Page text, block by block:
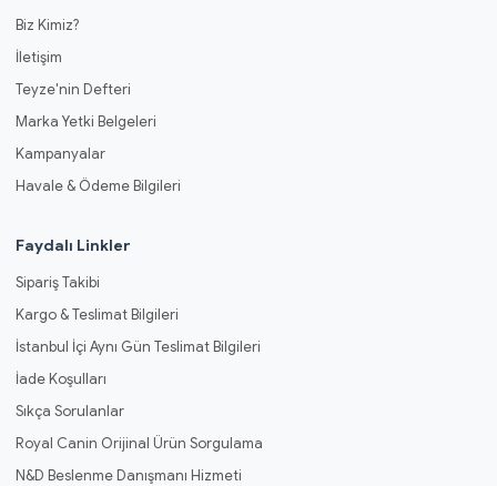
Biz Kimiz?
İletişim
Teyze'nin Defteri
Marka Yetki Belgeleri
Kampanyalar
Havale & Ödeme Bilgileri
Faydalı Linkler
Sipariş Takibi
Kargo & Teslimat Bilgileri
İstanbul İçi Aynı Gün Teslimat Bilgileri
İade Koşulları
Sıkça Sorulanlar
Royal Canin Orijinal Ürün Sorgulama
N&D Beslenme Danışmanı Hizmeti